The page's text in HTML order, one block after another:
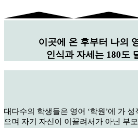
이곳에 온 후부터 나의
인식과 자세는 180도
대다수의 학생들은 영어 ‘학원’에 가
으며 자기 자신이 이끌려서가 아닌 부